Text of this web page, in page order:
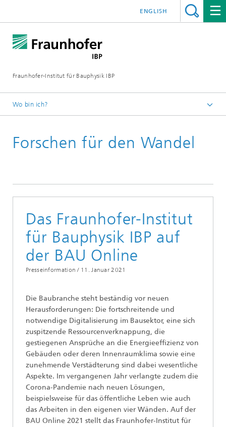
Fraunhofer-Institut für Bauphysik IBP
ENGLISH
Wo bin ich?
Forschen für den Wandel
Das Fraunhofer-Institut
für Bauphysik IBP auf
der BAU Online
Presseinformation / 11. Januar 2021
Die Baubranche steht beständig vor neuen
Herausforderungen: Die fortschreitende und
notwendige Digitalisierung im Bausektor, eine sich
zuspitzende Ressourcenverknappung, die
gestiegenen Ansprüche an die Energieeffizienz von
Gebäuden oder deren Innenraumklima sowie eine
zunehmende Verstädterung sind dabei wesentliche
Aspekte. Im vergangenen Jahr verlangte zudem die
Corona-Pandemie nach neuen Lösungen,
beispielsweise für das öffentliche Leben wie auch
das Arbeiten in den eigenen vier Wänden. Auf der
BAU Online 2021 stellt das Fraunhofer-Institut für